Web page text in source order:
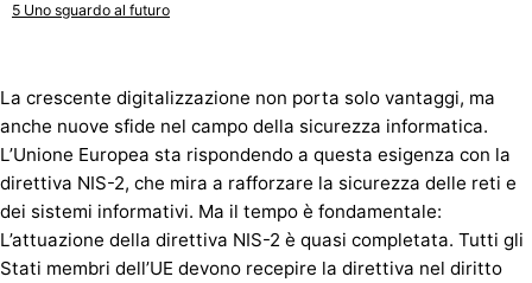
Uno sguardo al futuro
La crescente digitalizzazione non porta solo vantaggi, ma
anche nuove sfide nel campo della sicurezza informatica.
L’Unione Europea sta rispondendo a questa esigenza con la
direttiva NIS-2, che mira a rafforzare la sicurezza delle reti e
dei sistemi informativi. Ma il tempo è fondamentale:
L’attuazione della direttiva NIS-2 è quasi completata. Tutti gli
Stati membri dell’UE devono recepire la direttiva nel diritto